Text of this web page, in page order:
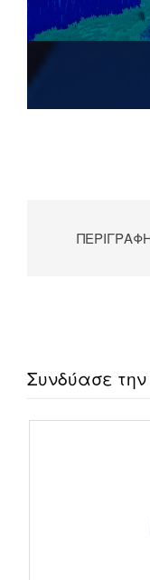
Συνδύασε